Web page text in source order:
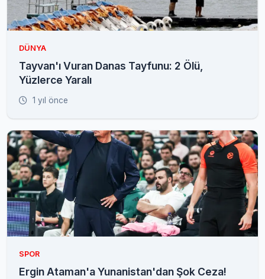
DÜNYA
Tayvan'ı Vuran Danas Tayfunu: 2 Ölü,
Yüzlerce Yaralı
1 yıl önce
SPOR
Ergin Ataman'a Yunanistan'dan Şok Ceza!